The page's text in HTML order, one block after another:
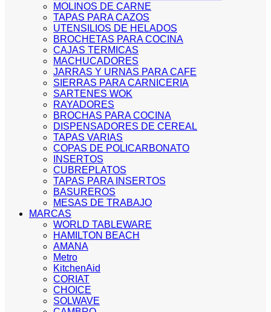
MOLINOS DE CARNE
TAPAS PARA CAZOS
UTENSILIOS DE HELADOS
BROCHETAS PARA COCINA
CAJAS TERMICAS
MACHUCADORES
JARRAS Y URNAS PARA CAFE
SIERRAS PARA CARNICERIA
SARTENES WOK
RAYADORES
BROCHAS PARA COCINA
DISPENSADORES DE CEREAL
TAPAS VARIAS
COPAS DE POLICARBONATO
INSERTOS
CUBREPLATOS
TAPAS PARA INSERTOS
BASUREROS
MESAS DE TRABAJO
MARCAS
WORLD TABLEWARE
HAMILTON BEACH
AMANA
Metro
KitchenAid
CORIAT
CHOICE
SOLWAVE